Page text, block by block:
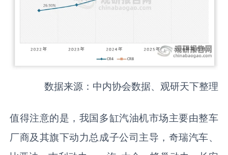
数据来源：中内协会数据、观研天下整理
值得注意的是，我国多缸汽油机市场主要由整车
厂商及其旗下动力总成子公司主导，奇瑞汽车、